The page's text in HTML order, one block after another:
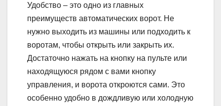
Удобство – это одно из главных
преимуществ автоматических ворот. Не
нужно выходить из машины или подходить к
воротам, чтобы открыть или закрыть их.
Достаточно нажать на кнопку на пульте или
находящуюся рядом с вами кнопку
управления, и ворота откроются сами. Это
особенно удобно в дождливую или холодную